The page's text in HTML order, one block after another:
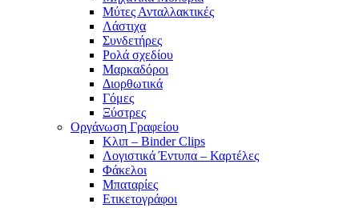
Μύτες Ανταλλακτικές
Λάστιχα
Συνδετήρες
Ρολά σχεδίου
Μαρκαδόροι
Διορθωτικά
Γόμες
Ξύστρες
Οργάνωση Γραφείου
Κλιπ – Binder Clips
Λογιστικά Έντυπα – Καρτέλες
Φάκελοι
Μπαταρίες
Ετικετογράφοι